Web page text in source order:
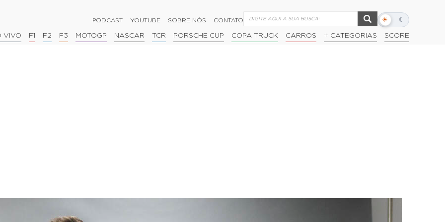
PODCAST YOUTUBE SOBRE NÓS CONTATO ☀ ☾
Alternar
escuro
VIVO F1 F2 F3 MOTOGP NASCAR TCR PORSCHE CUP COPA TRUCK CARROS + CATEGORIAS SCORE